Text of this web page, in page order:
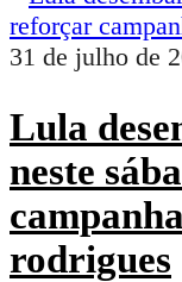
31 de julho de
Lula
neste
rodrigues